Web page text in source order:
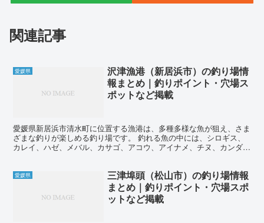
関連記事
愛媛県
沢津漁港（新居浜市）の釣り場情
報まとめ｜釣りポイント・穴場ス
ポットなど掲載
愛媛県新居浜市清水町に位置する漁港は、多種多様な魚が狙え、さま
ざまな釣りが楽しめる釣り場です。 釣れる魚の中には、シロギス、
カレイ、ハゼ、メバル、カサゴ、アコウ、アイナメ、チヌ、カンダ
愛媛県
三津埠頭（松山市）の釣り場情報
まとめ｜釣りポイント・穴場スポ
ットなど掲載